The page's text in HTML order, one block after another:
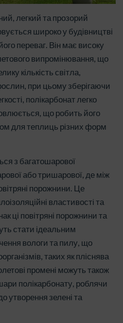
легкий та прозорий
широко у будівництві
переваг. Він має високу
випромінювання, що
кількість світла,
при цьому зберігаючи
полікарбонат легко
що робить його
для теплиць різних форм
з багатошарової
або тришарової, де між
порожнини. Це
властивості та
ці повітряні порожнини та
стати ідеальним
вологи та пилу, що
таких як пліснява
промені можуть також
полікарбонату, роблячи
утворення зелені та